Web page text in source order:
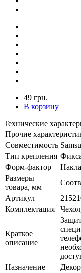
49 грн.
В корзину
Технические
Прочие
Совместимость
Тип крепления
Форм-фактор
Размеры
товара, мм
Артикул
Комплектация
Краткое
описание
Назначение